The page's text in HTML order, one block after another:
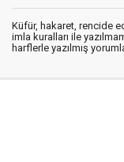
Küfür, hakaret, rencide
imla kuralları ile
harflerle yazılmış